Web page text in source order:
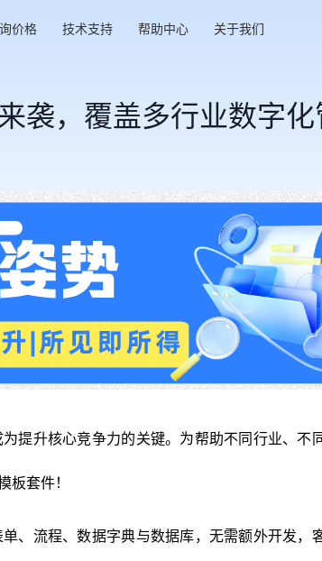
价格 技术支持 帮助中心 关于我们
袭，覆盖多行业数字
提升核心竞争力的关键。为帮助不同行业、不
板套件！
、流程、数据字典与数据库，无需额外开发，